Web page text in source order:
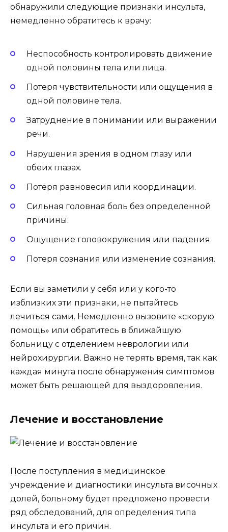
обнаружили следующие признаки инсульта,
немедленно обратитесь к врачу:
Неспособность контролировать движение
одной половины тела или лица.
Потеря чувствительности или ощущения в
одной половине тела.
Затруднение в понимании или выражении
речи.
Нарушения зрения в одном глазу или
обеих глазах.
Потеря равновесия или координации.
Сильная головная боль без определенной
причины.
Ощущение головокружения или падения.
Потеря сознания или изменение сознания.
Если вы заметили у себя или у кого-то
изблизких эти признаки, не пытайтесь
лечиться сами. Немедленно вызовите «скорую
помощь» или обратитесь в ближайшую
больницу с отделением неврологии или
нейрохирургии. Важно не терять время, так как
каждая минута после обнаружения симптомов
может быть решающей для выздоровления.
Лечение и восстановление
После поступления в медицинское
учреждение и диагностики инсульта височных
долей, больному будет предложено провести
ряд обследований, для определения типа
инсульта и его причин.